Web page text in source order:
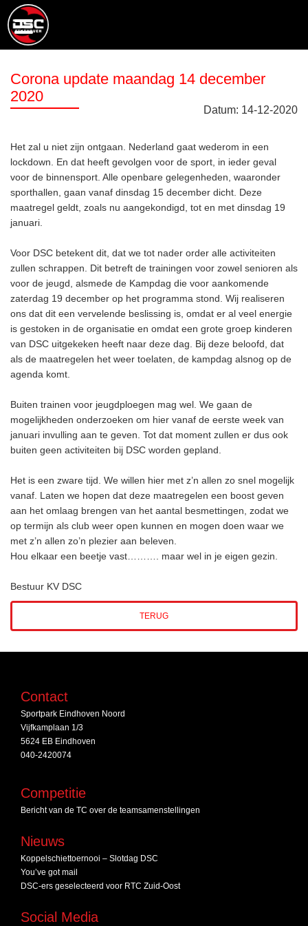
Corona update maandag 14 december
2020
Datum: 14-12-2020
Het zal u niet zijn ontgaan. Nederland gaat wederom in een
lockdown. En dat heeft gevolgen voor de sport, in ieder geval
voor de binnensport. Alle openbare gelegenheden, waaronder
sporthallen, gaan vanaf dinsdag 15 december dicht. Deze
maatregel geldt, zoals nu aangekondigd, tot en met dinsdag 19
januari.
Voor DSC betekent dit, dat we tot nader order alle activiteiten
zullen schrappen. Dit betreft de trainingen voor zowel senioren als
voor de jeugd, alsmede de Kampdag die voor aankomende
zaterdag 19 december op het programma stond. Wij realiseren
ons dat dit een vervelende beslissing is, omdat er al veel energie
is gestoken in de organisatie en omdat een grote groep kinderen
van DSC uitgekeken heeft naar deze dag. Bij deze beloofd, dat
als de maatregelen het weer toelaten, de kampdag alsnog op de
agenda komt.
Buiten trainen voor jeugdploegen mag wel. We gaan de
mogelijkheden onderzoeken om hier vanaf de eerste week van
januari invulling aan te geven. Tot dat moment zullen er dus ook
buiten geen activiteiten bij DSC worden gepland.
Het is een zware tijd. We willen hier met z’n allen zo snel mogelijk
vanaf. Laten we hopen dat deze maatregelen een boost geven
aan het omlaag brengen van het aantal besmettingen, zodat we
op termijn als club weer open kunnen en mogen doen waar we
met z’n allen zo’n plezier aan beleven.
Hou elkaar een beetje vast………. maar wel in je eigen gezin.
Bestuur KV DSC
TERUG
Contact
Sportpark Eindhoven Noord
Vijfkamplaan 1/3
5624 EB Eindhoven
040-2420074
Competitie
Bericht van de TC over de teamsamenstellingen
Nieuws
Koppelschiettoernooi – Slotdag DSC
You’ve got mail
DSC‑ers geselecteerd voor RTC Zuid‑Oost
Social Media